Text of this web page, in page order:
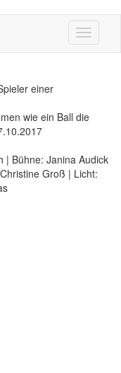
Toggle
einer
wie ein Ball die
| Bühne: Janina Audick
Groß | Licht: